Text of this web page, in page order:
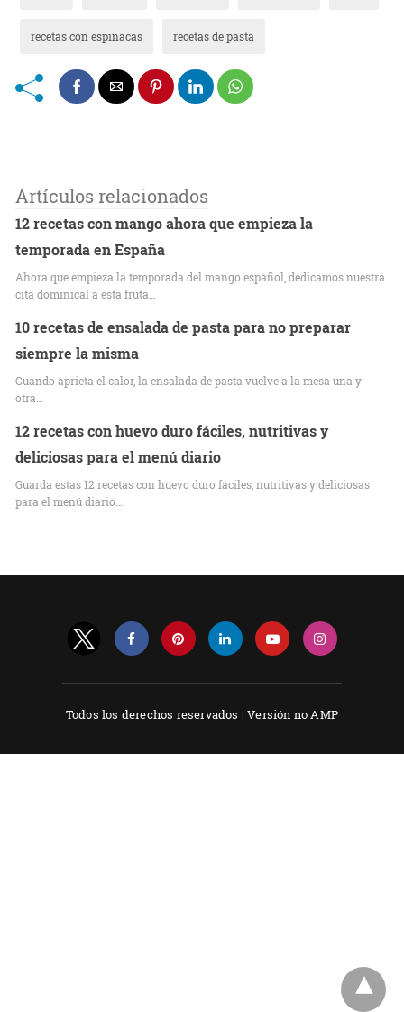
recetas con espinacas recetas de pasta
Artículos relacionados
12 recetas con mango ahora que empieza la
temporada en España
Ahora que empieza la temporada del mango español, dedicamos nuestra
cita dominical a esta fruta…
10 recetas de ensalada de pasta para no preparar
siempre la misma
Cuando aprieta el calor, la ensalada de pasta vuelve a la mesa una y
otra…
12 recetas con huevo duro fáciles, nutritivas y
deliciosas para el menú diario
Guarda estas 12 recetas con huevo duro fáciles, nutritivas y deliciosas
para el menú diario…
Todos los derechos reservados |Versión no AMP